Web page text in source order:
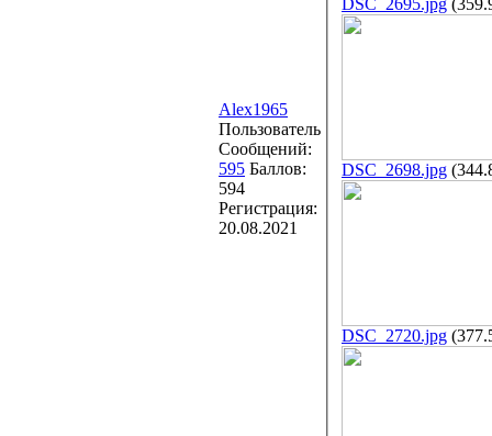
Alex1965
Пользователь
Сообщений:
595 Баллов:
594
Регистрация:
20.08.2021
DSC_2695.jpg
DSC_2698.jpg
DSC_2720.jpg